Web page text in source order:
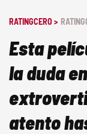
RATINGCERO >
Esta
la duda
atento